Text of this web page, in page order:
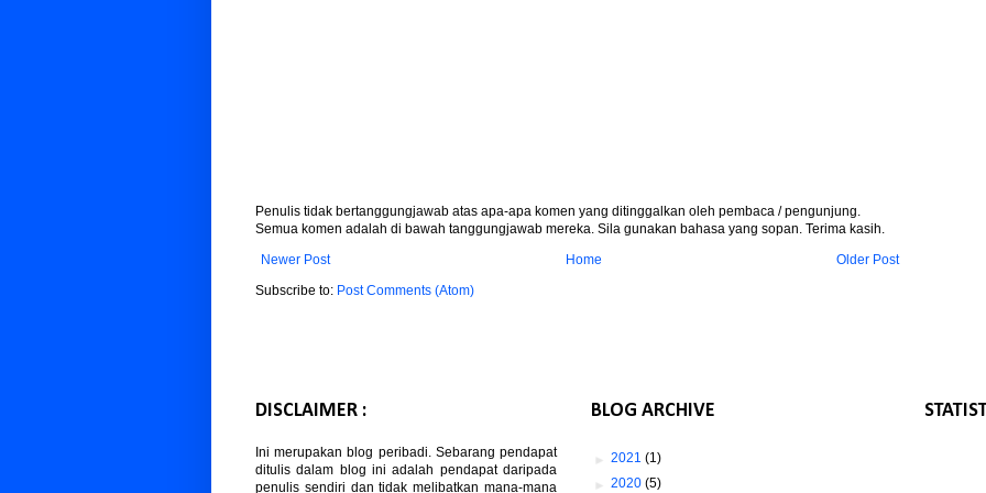
Penulis tidak bertanggungjawab atas apa-apa komen yang ditinggalkan oleh pembaca / pengunjung.
Semua komen adalah di bawah tanggungjawab mereka. Sila gunakan bahasa yang sopan. Terima kasih.
Newer Post
Older Post
Home
Subscribe to: Post Comments (Atom)
DISCLAIMER :
Ini merupakan blog peribadi. Sebarang pendapat
ditulis dalam blog ini adalah pendapat daripada
penulis sendiri dan tidak melibatkan mana-mana
BLOG ARCHIVE
► 2021 (1)
► 2020 (5)